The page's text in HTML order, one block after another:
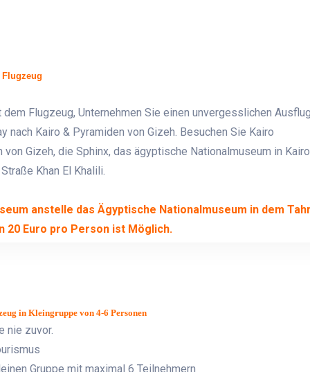
Flugzeug, Unternehmen Sie einen unvergesslichen
nach Kairo & Pyramiden von Gizeh. Besuchen Sie Kairo
Gizeh, die Sphinx, das ägyptische Nationalmuseum in
Khan El Khalili.
anstelle das Ägyptische Nationalmuseum in dem
20 Euro pro Person ist Möglich.
in Kleingruppe von 4-6 Personen
nie zuvor.
Gruppe mit maximal 6 Teilnehmern